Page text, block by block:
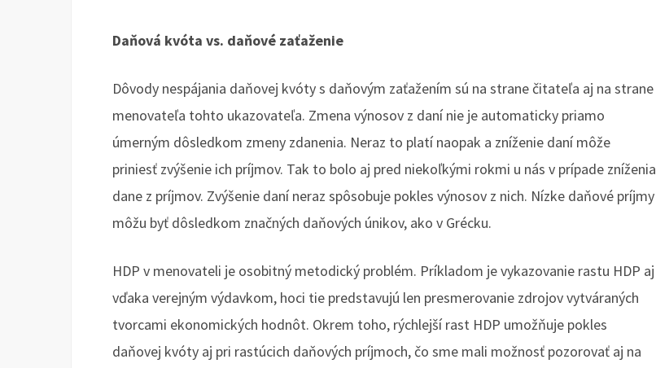
Daňová kvóta vs. daňové zaťaženie
Dôvody nespájania daňovej kvóty s daňovým zaťažením sú na strane čitateľa aj na strane
menovateľa tohto ukazovateľa. Zmena výnosov z daní nie je automaticky priamo
úmerným dôsledkom zmeny zdanenia. Neraz to platí naopak a zníženie daní môže
priniesť zvýšenie ich príjmov. Tak to bolo aj pred niekoľkými rokmi u nás v prípade zníženia
dane z príjmov. Zvýšenie daní neraz spôsobuje pokles výnosov z nich. Nízke daňové príjmy
môžu byť dôsledkom značných daňových únikov, ako v Grécku.
HDP v menovateli je osobitný metodický problém. Príkladom je vykazovanie rastu HDP aj
vďaka verejným výdavkom, hoci tie predstavujú len presmerovanie zdrojov vytváraných
tvorcami ekonomických hodnôt. Okrem toho, rýchlejší rast HDP umožňuje pokles
daňovej kvóty aj pri rastúcich daňových príjmoch, čo sme mali možnosť pozorovať aj na